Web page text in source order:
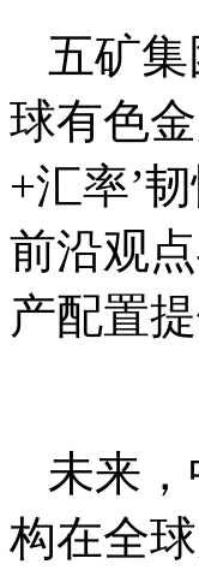
五矿
球有色
+汇率’
前沿观
产配置
未来
构在全